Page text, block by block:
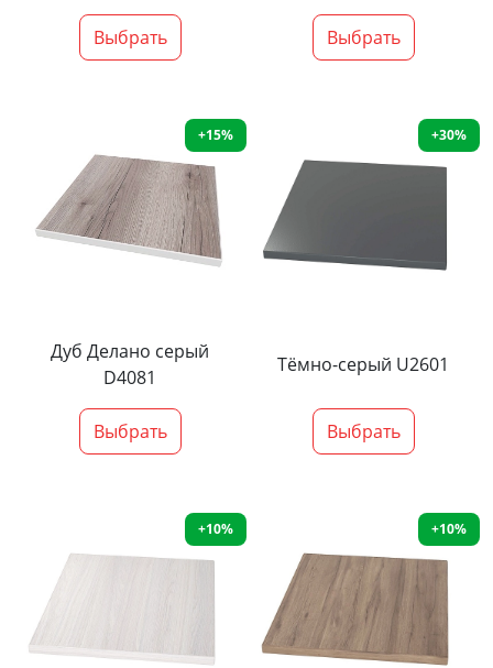
Выбрать Выбрать
+15%
Дуб Делано серый
D4081
Выбрать
+30%
Тёмно-серый U2601
Выбрать
+10% +10%